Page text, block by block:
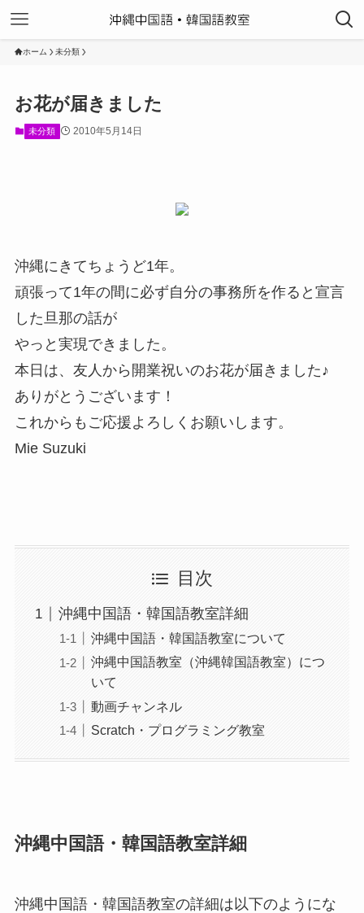
ホーム 未分類
お花が届きました
未分類 2010年5月14日
沖縄にきてちょうど1年。
頑張って1年の間に必ず自分の事務所を作ると宣言
した旦那の話が
やっと実現できました。
本日は、友人から開業祝いのお花が届きました♪
ありがとうございます！
これからもご応援よろしくお願いします。
Mie Suzuki
目次
沖縄中国語・韓国語教室詳細
沖縄中国語・韓国語教室について
沖縄中国語教室（沖縄韓国語教室）につ
いて
動画チャンネル
Scratch・プログラミング教室
沖縄中国語・韓国語教室詳細
沖縄中国語・韓国語教室の詳細は以下のようにな